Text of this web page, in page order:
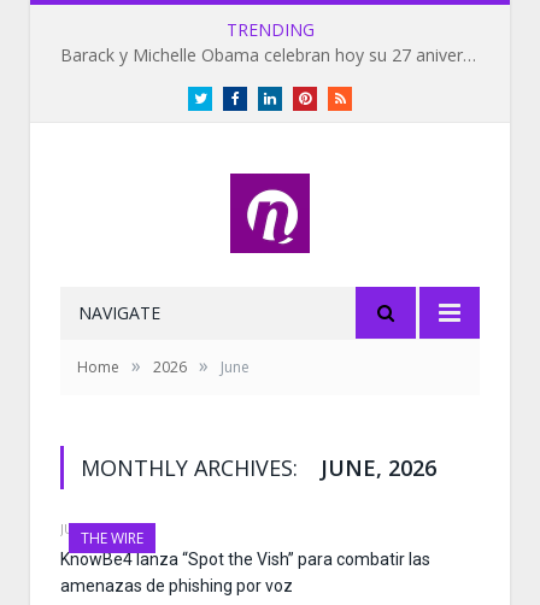
TRENDING
Barack y Michelle Obama celebran hoy su 27 aniversario de bodas
TwitterFacebookLinkedInPinterestRSS
NAVIGATE
Home » 2026 » June
MONTHLY ARCHIVES: JUNE, 2026
THE WIRE
JUNE 30, 2026
KnowBe4 lanza “Spot the Vish” para combatir las
amenazas de phishing por voz